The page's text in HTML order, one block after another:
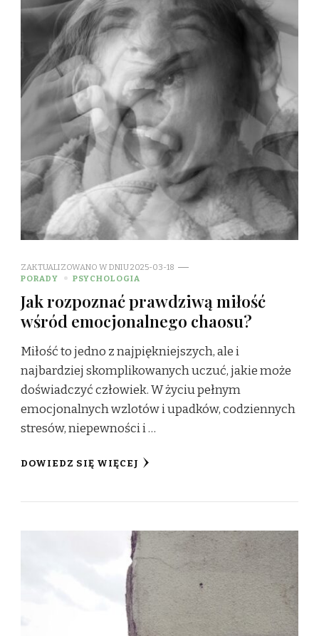
ZAKTUALIZOWANO W DNIU2025-03-18
PORADY
PSYCHOLOGIA
Jak rozpoznać prawdziwą miłość
wśród emocjonalnego chaosu?
Miłość to jedno z najpiękniejszych, ale i
najbardziej skomplikowanych uczuć, jakie może
doświadczyć człowiek. W życiu pełnym
emocjonalnych wzlotów i upadków, codziennych
stresów, niepewności i …
DOWIEDZ SIĘ WIĘCEJ